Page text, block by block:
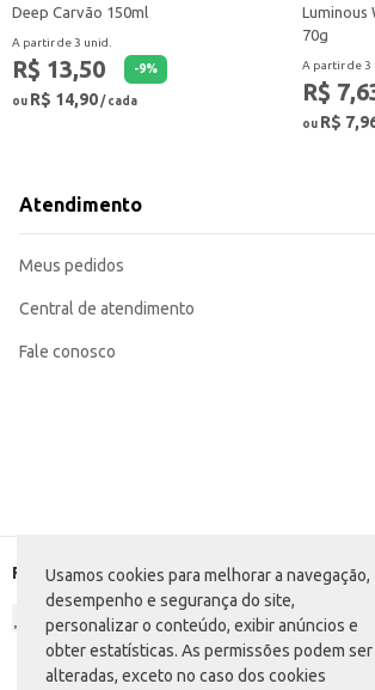
Usamos cookies para melhorar a navegação,
desempenho e segurança do site,
personalizar o conteúdo, exibir anúncios e
obter estatísticas. As permissões podem ser
alteradas, exceto no caso dos cookies
Deep Carvão 150ml
A partir de 3 unid.
R$ 13,50 -9%
ou R$ 14,90/ cada
Luminous
70g
A partir de 3
R$
ou R$
Atendimento
Meus pedidos
Central de atendimento
Fale conosco
Formas de pagamento